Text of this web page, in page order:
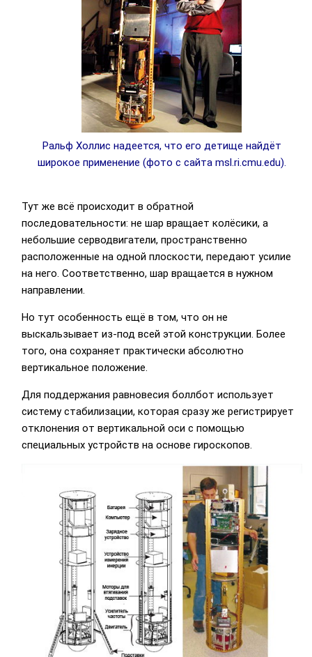
Ральф Холлис надеется, что его детище найдёт
широкое применение (фото с сайта msl.ri.cmu.edu).
Тут же всё происходит в обратной
последовательности: не шар вращает колёсики, а
небольшие серводвигатели, пространственно
расположенные на одной плоскости, передают усилие
на него. Соответственно, шар вращается в нужном
направлении.
Но тут особенность ещё в том, что он не
выскальзывает из-под всей этой конструкции. Более
того, она сохраняет практически абсолютно
вертикальное положение.
Для поддержания равновесия боллбот использует
систему стабилизации, которая сразу же регистрирует
отклонения от вертикальной оси с помощью
специальных устройств на основе гироскопов.